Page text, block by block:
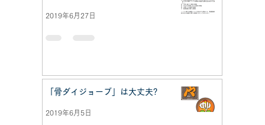
2019年6月27日
「骨ダイジョーブ」は大丈夫?
2019年6月5日